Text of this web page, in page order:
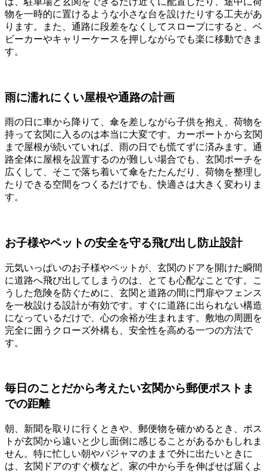
物を一時的に置けるような小さな台を設けたりする工夫があ
ります。また、通路に段差をなくしてスロープにすると、ベ
ビーカーやキャリーケースを押しながらでも楽に移動できま
す。
雨に濡れにくい屋根や通路の計画
雨の日に車から降りて、傘を差しながら子供を抱え、荷物を
持って玄関に入るのは本当に大変です。カーポートから玄関
まで屋根が続いていれば、雨の日でも慌てずに済みます。通
路全体に屋根を設置するのが難しい場合でも、玄関ポーチを
広くして、そこで落ち着いて傘をたたんだり、荷物を整理し
たりできる空間をつくるだけでも、快適さは大きく変わりま
す。
お子様やペットの安全を守る飛び出し防止設計
元気いっぱいのお子様やペットが、玄関のドアを開けた瞬間
に道路へ飛び出してしまうのは、とても心配なことです。こ
うした危険を防ぐために、玄関と道路の間に門扉やフェンス
を一枚設ける設計が有効です。すぐに道路に出られない構造
になっているだけで、心の余裕が生まれます。敷地の周囲を
完全に囲うクローズ外構も、安全性を高める一つの方法で
す。
毎日のことだから考えたい玄関から郵便ポストま
での距離
朝、新聞を取りに行くときや、郵便物を確かめるとき、ポス
トが玄関から遠いと少し面倒に感じることがあるかもしれま
せん。特に忙しい朝やパジャマのままで外に出たいときに
は、玄関ドアのすぐ横など、家の中から手を伸ばせば届くよ